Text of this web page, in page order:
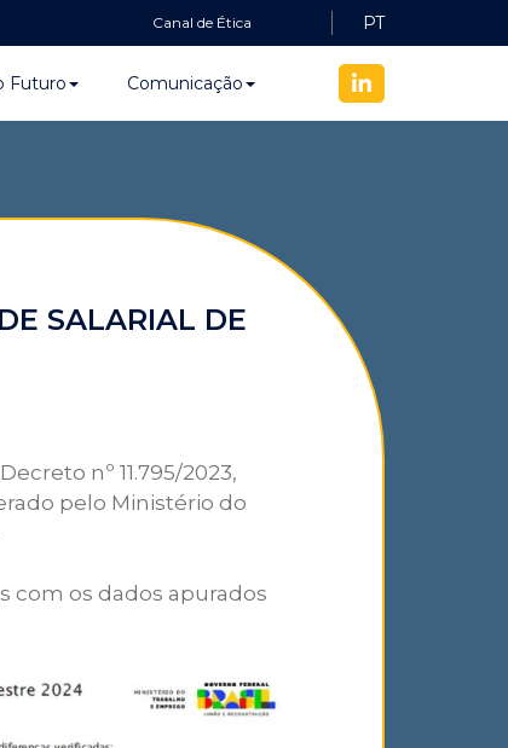
Canal de Ética PT
Futuro Comunicação
SALARIAL DE
nº 11.795/2023,
pelo Ministério do
com os dados apurados